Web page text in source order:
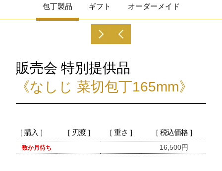
包丁製品 ギフト オーダーメイド
販売会 特別提供品
《なしじ 菜切包丁165mm》
［ 購入 ］ ［ 刃渡 ］ ［ 重さ ］ ［ 税込価格 ］
数か月待ち 16,500円